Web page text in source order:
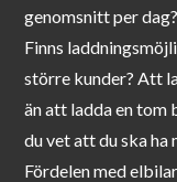
genomsnitt per
Finns
större kunder? Att
än att ladda en tom
du vet att du ska
Fördelen med